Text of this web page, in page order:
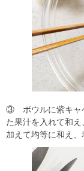
③ ボウルに紫キャ
た果汁を入れて和
加えて均等に和え、